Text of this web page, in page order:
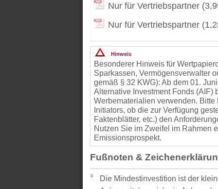
Nur für Vertriebspartner
Nur für Vertriebspartner
Hinweis
Besonderer Hinweis für
Sparkassen, Vermögensverwalter
gemäß § 32 KWG): Ab dem 01.
Alternative Investment Fonds (AIF)
Werbematerialien verwenden.
Initiators, ob die zur Verfügung
Faktenblätter, etc.) den
Nutzen Sie im Zweifel im Rahmen
Emissionsprospekt.
Fußnoten &
1)
Die Mindestinvestition ist der